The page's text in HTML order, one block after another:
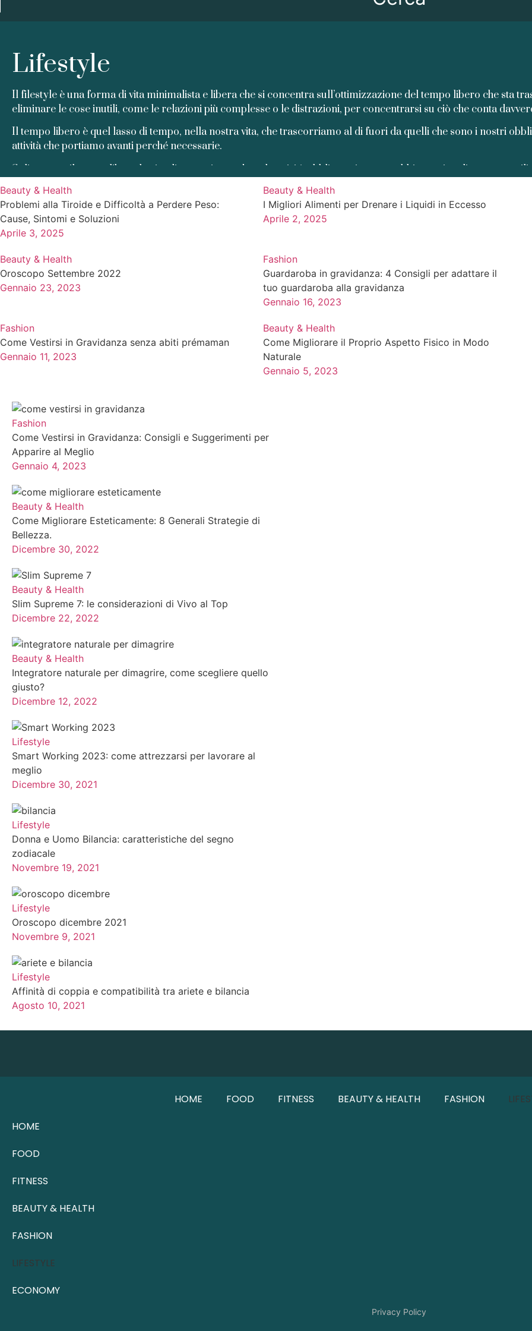
Lifestyle
Il filestyle è una forma di vita minimalista e libera che si concentra sull’ottimizzazione del tempo libero che sta
eliminare le cose inutili, come le relazioni più complesse o le distrazioni, per concentrarsi su ciò che conta
Iltempo libero è quel lasso di tempo, nella nostra vita, che trascorriamo al di fuori da quelli che sono i nostri
attività che portiamo avanti perché necessarie.
Solitamente il
tempo libero lo ritagliamo prima o dopo le attività obbligatorie, e non abbiamo vincoli su come
Ci sono persone che amano passare il proprio
tempo liberofacendosport
il mare nei periodi estivi.
Ma ci sono persone che danno sfogo alle loro passioni. Chi si cimenta nel
C’è anche chi ama dedicarsi ad attività rilassanti come leggere un
Per vivere con leggerezza la propria vita, risulta essere utile leggere l’oroscopo del mese
celeste per accompagnarti nel tuo cammino, grazie a previsioni precise basate sull’influenza dei pianeti e della
L’oroscopo del mese è una lettura attenta degli astri che ci permette di aiutarti ad interpretare meglio ciò che
sono tanti battiti del cuore.
In questa categoria di articoli troverai gli oroscopi mesi dei 12 segni zodiacali:
Gemelli
Cancro;
Leone;
Vergine;
Bilancia;
Scorpione;
Sagittario;
Capricorno;
Acquario;
Pesci.
Dai un’occhiata al nostro oroscopo mensile troverai una risposta a questioni di cuore e lavoro. I nostri oroscopi
Il tuo segno zodiacale riflette la posizione delle stelle quando sei nato e ti aiuta a comprendere te stesso e le tue
Ogni segno zodiacale è governato da un elemento: acqua, fuoco, terra o aria ed è influenzato dal suo elemento.
I segni zodiacali governati dall’elemento terra sono Capricorno, Toro e Vergine. Quelli governati dall’elemento
sono Ariete, Leone e Sagittario sono invece governati dall’elemento fuoco mentre Cancro, Scorpione e Pesci
Ciascuno dei segni zodiacali è anche associato a un pianeta il quale esercita un’influenza più forte su un
Scopri insieme a noi cosa ti riservano gli astri mese dopo mese.
Beauty & Health
Problemi alla Tiroide e Difficoltà a Perdere Peso:
Cause, Sintomi e Soluzioni
Aprile 3, 2025
Beauty & Health
I Migliori Alimenti per Drenare i Liquidi in Eccesso
Aprile 2, 2025
Beauty & Health
Oroscopo Settembre 2022
Gennaio 23, 2023
Fashion
Guardaroba in gravidanza: 4 Consigli per adattare il
tuo guardaroba alla gravidanza
Gennaio 16, 2023
Fashion
Come Vestirsi in Gravidanza senza abiti prémaman
Gennaio 11, 2023
Beauty & Health
Come Migliorare il Proprio Aspetto Fisico in Modo
Naturale
Gennaio 5, 2023
Fashion
Come Vestirsi in Gravidanza: Consigli e Suggerimenti per
Apparire al Meglio
Gennaio 4, 2023
Beauty & Health
Come Migliorare Esteticamente: 8 Generali Strategie di
Bellezza.
Dicembre 30, 2022
Beauty & Health
Slim Supreme 7: le considerazioni di Vivo al Top
Dicembre 22, 2022
Beauty & Health
Integratore naturale per dimagrire, come scegliere quello
giusto?
Dicembre 12, 2022
Lifestyle
Smart Working 2023: come attrezzarsi per lavorare al
meglio
Dicembre 30, 2021
Lifestyle
Donna e Uomo Bilancia: caratteristiche del segno
zodiacale
Novembre 19, 2021
Lifestyle
Oroscopo dicembre 2021
Novembre 9, 2021
Lifestyle
Affinità di coppia e compatibilità tra ariete e bilancia
Agosto 10, 2021
HOME FOOD FITNESS BEAUTY & HEALTH FASHION
HOME
FOOD
FITNESS
BEAUTY & HEALTH
FASHION
LIFESTYLE
ECONOMY
Privacy Policy